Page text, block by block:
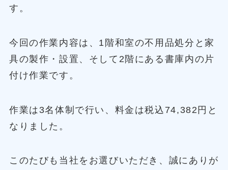
す。
今回の作業内容は、1階和室の不用品処分と家
具の製作・設置、そして2階にある書庫内の片
付け作業です。
作業は3名体制で行い、料金は税込74,382円と
なりました。
このたびも当社をお選びいただき、誠にありが